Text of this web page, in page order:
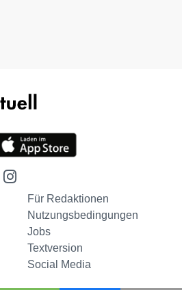
Für Redaktionen
Nutzungsbedingungen
Jobs
Textversion
Social Media